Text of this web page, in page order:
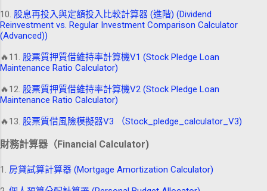
10. 股息再投入與定額投入比較計算器 (進階) (Dividend
Reinvestment vs. Regular Investment Comparison Calculator
(Advanced))
🔥11. 股票質押質借維持率計算機V1 (Stock Pledge Loan
Maintenance Ratio Calculator)
🔥12. 股票質押質借維持率計算機V2 (Stock Pledge Loan
Maintenance Ratio Calculator)
🔥13. 股票質借風險模擬器V3 （Stock_pledge_calculator_V3)
財務計算器（Financial Calculator)
1. 房貸試算計算器 (Mortgage Amortization Calculator)